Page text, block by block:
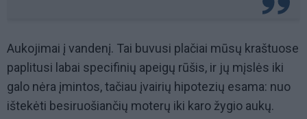
Aukojimai į vandenį. Tai buvusi plačiai mūsų kraštuose
paplitusi labai specifinių apeigų rūšis, ir jų mįslės iki
galo nėra įmintos, tačiau įvairių hipotezių esama: nuo
ištekėti besiruošiančių moterų iki karo žygio aukų.